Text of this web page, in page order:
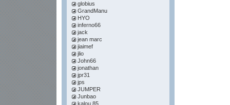
globius
GrandManu
HYO
inferno66
jack
jean marc
jiaimef
jlio
John66
jonathan
jpr31
jps
JUMPER
Junbao
kalou 85